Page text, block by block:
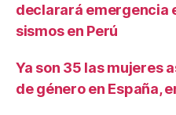
declarará emergencia
sismos en Perú
Ya son 35 las mujeres
de género en España,